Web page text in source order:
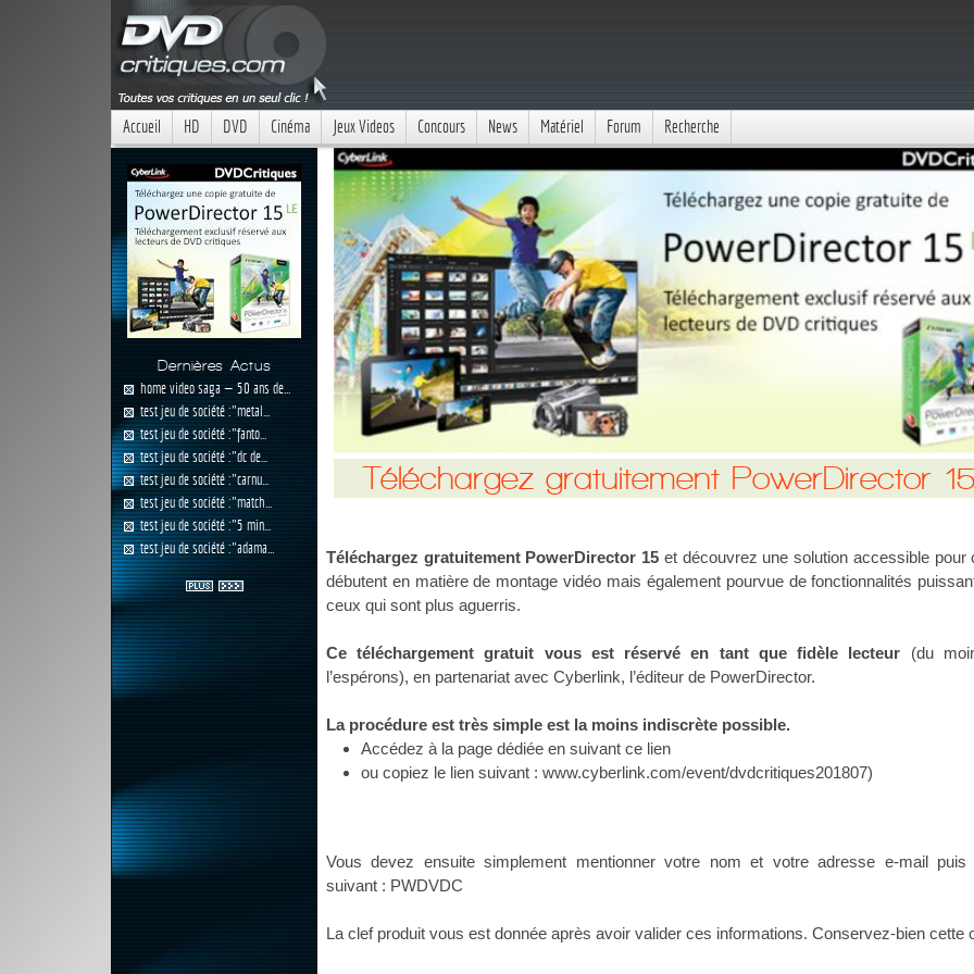
Accueil HD DVD Cinéma Jeux Videos Concours News Matériel Forum Recherche
Dernières Actus
home video saga — 50 ans de...
test jeu de société :"metal...
test jeu de société :"fanto...
test jeu de société :"dc de...
test jeu de société :"carnu...
test jeu de société :"match...
test jeu de société :"5 min...
test jeu de société :"adama...
Téléchargez gratuitement PowerDirector
Téléchargez gratuitement PowerDirector 15 et découvrez une solution accessible pour
débutent en matière de montage vidéo mais également pourvue de fonctionnalités
ceux qui sont plus aguerris.
Ce téléchargement gratuit vous est réservé en tant que fidèle lecteur (du
l’espérons), en partenariat avec Cyberlink, l’éditeur de PowerDirector.
La procédure est très simple est la moins indiscrète possible.
Accédez à la page dédiée en suivant ce lien
ou copiez le lien suivant : www.cyberlink.com/event/dvdcritiques201807)
Vous devez ensuite simplement mentionner votre nom et votre adresse e-mail
suivant : PWDVDC
La clef produit vous est donnée après avoir valider ces informations. Conservez-bien cette